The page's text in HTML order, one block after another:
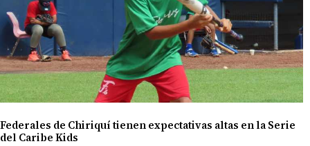
Federales de Chiriquí tienen expectativas altas en la Serie
del Caribe Kids